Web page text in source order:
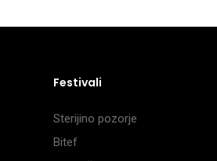
Festivali
Sterijino pozorje
Bitef